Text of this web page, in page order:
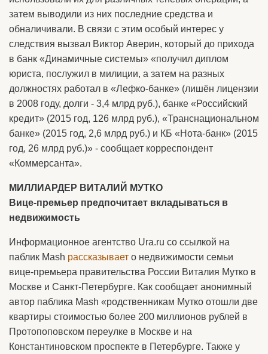
затем выводили из них последние средства и
обналичивали. В связи с этим особый интерес у
следствия вызвал Виктор Аверин, который до прихода
в банк «Динамичные системы» «получил диплом
юриста, послужил в милиции, а затем на разных
должностях работал в «Лефко-банке» (лишён лицензии
в 2008 году, долги - 3,4 млрд руб.), банке «Российский
кредит» (2015 год, 126 млрд руб.), «Транснациональном
банке» (2015 год, 2,6 млрд руб.) и КБ «Нота-банк» (2015
год, 26 млрд руб.)» - сообщает корреспондент
«Коммерсанта».
МИЛЛИАРДЕР ВИТАЛИЙ МУТКО
Вице-премьер предпочитает вкладываться в
недвижимость
Информационное агентство Ura.ru со ссылкой на
паблик Mash рассказывает о недвижимости семьи
вице-премьера правительства России Виталия Мутко в
Москве и Санкт-Петербурге. Как сообщает анонимный
автор паблика Mash «родственникам Мутко отошли две
квартиры стоимостью более 200 миллионов рублей в
Протопоповском переулке в Москве и на
Константиновском проспекте в Петербурге. Также у